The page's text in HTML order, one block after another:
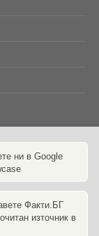
ни в Google
Факти.БГ
източник в